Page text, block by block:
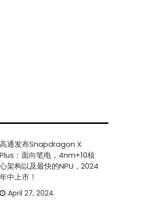
高通发布Snapdragon X
Plus：面向笔电，4nm+10核
心架构以及最快的NPU，2024
年中上市！
April 27, 2024